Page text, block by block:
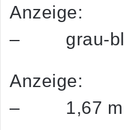
Anzeige:
– grau-
Anzeige:
– 1,67 m